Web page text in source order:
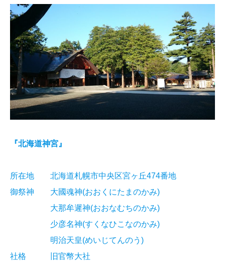
『北海道神宮』
所在地 北海道札幌市中央区宮ヶ丘474番地
御祭神 大國魂神(おおくにたまのかみ)
大那牟遲神(おおなむちのかみ)
少彦名神(すくなひこなのかみ)
明治天皇(めいじてんのう)
社格 旧官幣大社